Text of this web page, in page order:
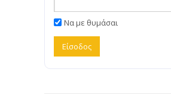
Να με θυμάσαι